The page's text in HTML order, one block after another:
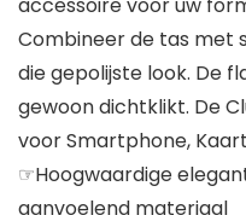
accessoire voor uw
Combineer de tas met
die gepolijste look. De
gewoon dichtklikt. De
voor Smartphone,
☞Hoogwaardige
aanvoelend materiaal